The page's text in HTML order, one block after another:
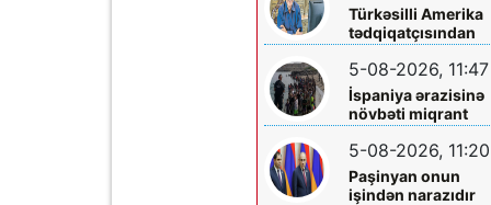
Türkəsilli Amerika
tədqiqatçısından
Talebinə -
Vardanyanla bağlı
çağırış
5-08-2026, 11:47
İspaniya ərazisinə
növbəti miqrant
axını gözlənilir?
5-08-2026, 11:20
Paşinyan onun
işindən narazıdır